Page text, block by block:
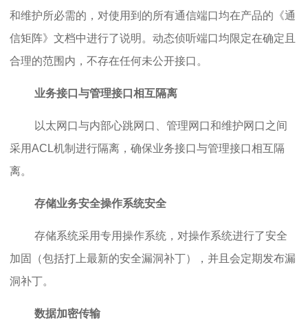
和维护所必需的，对使用到的所有通信端口均在产品的《通
信矩阵》文档中进行了说明。动态侦听端口均限定在确定且
合理的范围内，不存在任何未公开接口。
业务接口与管理接口相互隔离
以太网口与内部心跳网口、管理网口和维护网口之间
采用ACL机制进行隔离，确保业务接口与管理接口相互隔
离。
存储业务安全操作系统安全
存储系统采用专用操作系统，对操作系统进行了安全
加固（包括打上最新的安全漏洞补丁），并且会定期发布漏
洞补丁。
数据加密传输